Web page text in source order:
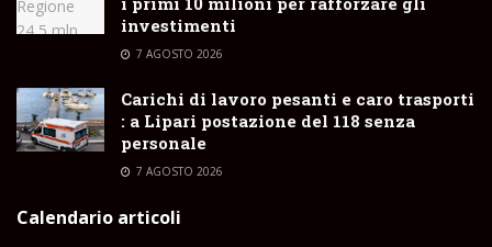
investimenti
7 AGOSTO 2026
Carichi di lavoro pesanti e caro trasporti
: a Lipari postazione del 118 senza
personale
7 AGOSTO 2026
Calendario articoli